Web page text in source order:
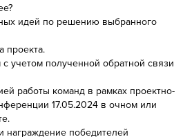
идей по решению выбранного
проекта.
учетом полученной обратной связи
работы команд в рамках проектно-
17.05.2024 в очном или
награждение победителей